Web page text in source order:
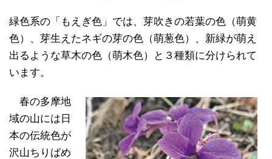
緑色系の「もえぎ色」では、芽吹きの若葉の色（萌黄
色）、芽生えたネギの芽の色（萌葱色）、新緑が萌え
出るような草木の色（萌木色）と３種類に分けられて
います。
春の多摩地
域の山には日
本の伝統色が
沢山ちりばめ